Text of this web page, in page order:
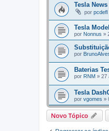
Tesla
por pcdefl
Tesla
por Nonnus »
por
Baterias
por RNM » 27
Tesla
por vgomes »
Novo Tópico